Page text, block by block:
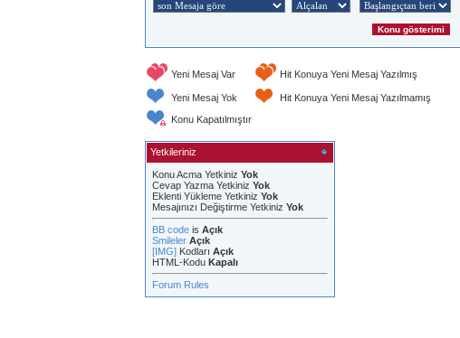
Yeni Mesaj Var Hit Konuya Yeni Mesaj Yazılmış
Yeni Mesaj Yok
Hit Konuya Yeni Mesaj Yazılmamış
Konu Kapatılmıştır
Yetkileriniz
Konu Acma Yetkiniz Yok
Cevap Yazma Yetkiniz Yok
Eklenti Yükleme Yetkiniz Yok
Mesajınızı Değiştirme Yetkiniz Yok
BB code is Açık
Smileler Açık
[IMG] Kodları Açık
HTML-Kodu Kapalı
Forum Rules